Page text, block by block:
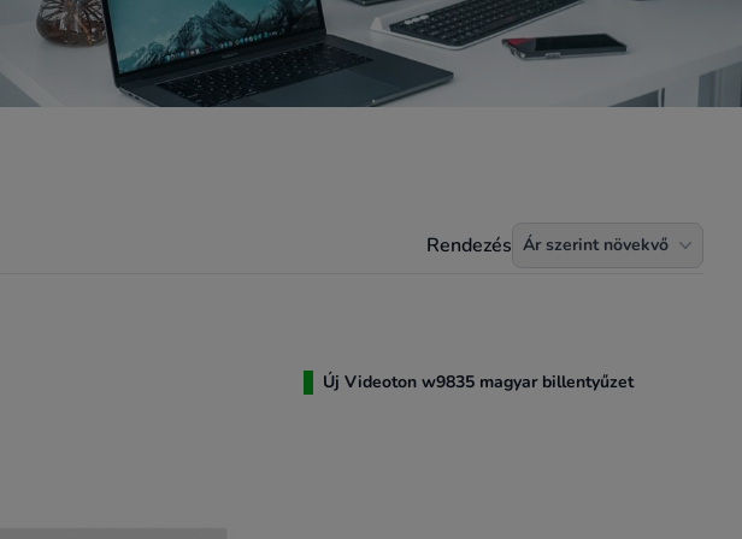
Termékek rendezése
Rendezés Ár szerint növekvő
Új Videoton w9835 magyar billentyűzet